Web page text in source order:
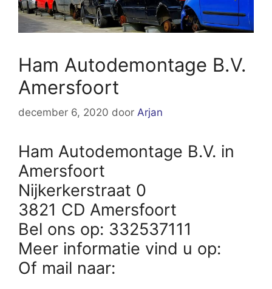
Ham Autodemontage B.V.
Amersfoort
december 6, 2020 door Arjan
Ham Autodemontage B.V. in
Amersfoort
Nijkerkerstraat 0
3821 CD Amersfoort
Bel ons op: 332537111
Meer informatie vind u op:
Of mail naar: